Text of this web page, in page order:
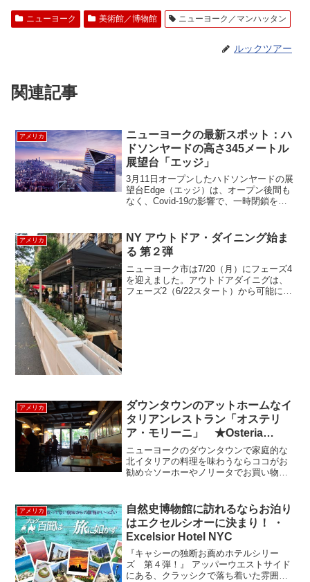
ニューヨーク 美術館／博物館 ニューヨーク／マンハッタン
ルックツアー
関連記事
アメリカ
ニューヨークの最新スポット：ハ
ドソンヤードの高さ345メートル
展望台「エッジ」
3月11日オープンしたハドソンヤードの展
望台Edge（エッジ）は、オープン後間も
なく、Covid-19の影響で、一時閉鎖をし
はニューヨークの最新スポット、エッジ
を徹...
アメリカ
NY アウトドア・ダイニング始ま
る 第２弾
ニューヨーク市は7/20（月）にフェーズ4
を迎えました。アウトドアダイニグは、
フェーズ2（6/22スタート）から可能にな
アメリカ
ダウンタウンのアットホームなイ
タリアンレストラン「オステリ
ア・モリーニ」 ★Osteria
Morini New York★
ニューヨークのダウンタウンで家庭的な
北イタリアの料理を味わうならココがお
勧め☆ソーホーやノリータでお買い物を
では有名な、スターシェフ：マイケル ホ
ワイト氏のお店だそうで...
アメリカ
自然史博物館に訪れるならお泊り
はエクセルシオーに決まり！ ・
Excelsior Hotel NYC
『キャシーの独断お薦めホテルシリー
ズ 第４弾！』 アッパーウエストサイド
にある、クラッシクで落ち着いた雰囲気